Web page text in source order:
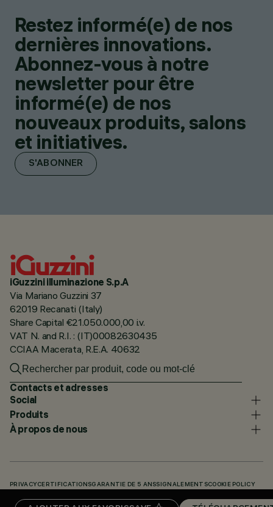
Restez informé(e) de nos
dernières innovations.
Abonnez-vous à notre
newsletter pour être
informé(e) de nos
nouveaux produits, salons
et initiatives.
S'ABONNER
iGuzzini illuminazione S.p.A
Via Mariano Guzzini 37
62019 Recanati (Italy)
Share Capital €21.050.000,00 i.v.
VAT N. and R.I. : (IT)00082630435
CCIAA Macerata, R.E.A. 40632
Contacts et adresses
Social
Produits
À propos de nous
PRIVACY CERTIFICATIONSGARANTIE DE 5 ANSSIGNALEMENTSCOOKIE POLICY